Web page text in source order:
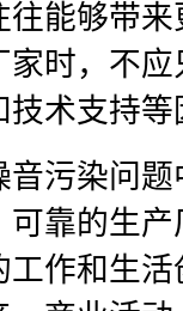
能够带
时，不
技术支持等
污染问
靠的生
作和生